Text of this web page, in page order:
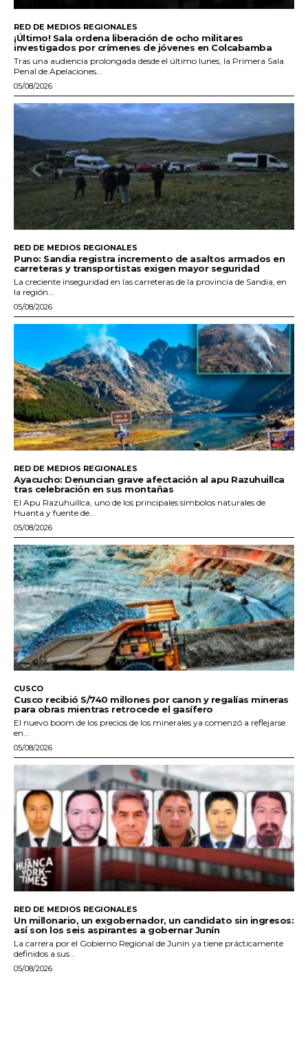
RED DE MEDIOS REGIONALES
¡Último! Sala ordena liberación de ocho militares
investigados por crímenes de jóvenes en Colcabamba
Tras una audiencia prolongada desde el último lunes, la Primera Sala
Penal de Apelaciones...
05/08/2026
RED DE MEDIOS REGIONALES
Puno: Sandia registra incremento de asaltos armados en
carreteras y transportistas exigen mayor seguridad
La creciente inseguridad en las carreteras de la provincia de Sandia, en
la región...
05/08/2026
RED DE MEDIOS REGIONALES
Ayacucho: Denuncian grave afectación al apu Razuhuillca
tras celebración en sus montañas
El Apu Razuhuillca, uno de los principales símbolos naturales de
Huanta y fuente de...
05/08/2026
CUSCO
Cusco recibió S/740 millones por canon y regalías mineras
para obras mientras retrocede el gasífero
El nuevo boom de los precios de los minerales ya comenzó a reflejarse
en...
05/08/2026
RED DE MEDIOS REGIONALES
Un millonario, un exgobernador, un candidato sin ingresos:
así son los seis aspirantes a gobernar Junín
La carrera por el Gobierno Regional de Junín ya tiene prácticamente
definidos a sus...
05/08/2026